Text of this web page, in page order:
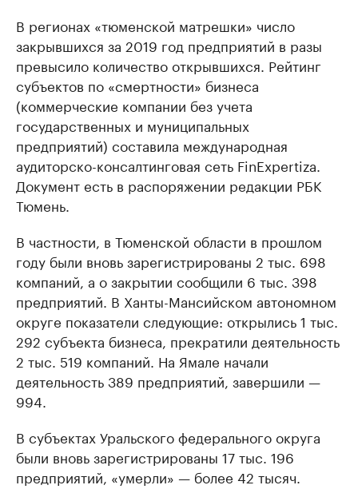
В регионах «тюменской матрешки» число
закрывшихся за 2019 год предприятий в разы
превысило количество открывшихся. Рейтинг
субъектов по «смертности» бизнеса
(коммерческие компании без учета
государственных и муниципальных
предприятий) составила международная
аудиторско-консалтинговая сеть FinExpertiza.
Документ есть в распоряжении редакции РБК
Тюмень.
В частности, в Тюменской области в прошлом
году были вновь зарегистрированы 2 тыс. 698
компаний, а о закрытии сообщили 6 тыс. 398
предприятий. В Ханты-Мансийском автономном
округе показатели следующие: открылись 1 тыс.
292 субъекта бизнеса, прекратили деятельность
2 тыс. 519 компаний. На Ямале начали
деятельность 389 предприятий, завершили —
994.
В субъектах Уральского федерального округа
были вновь зарегистрированы 17 тыс. 196
предприятий, «умерли» — более 42 тысяч.